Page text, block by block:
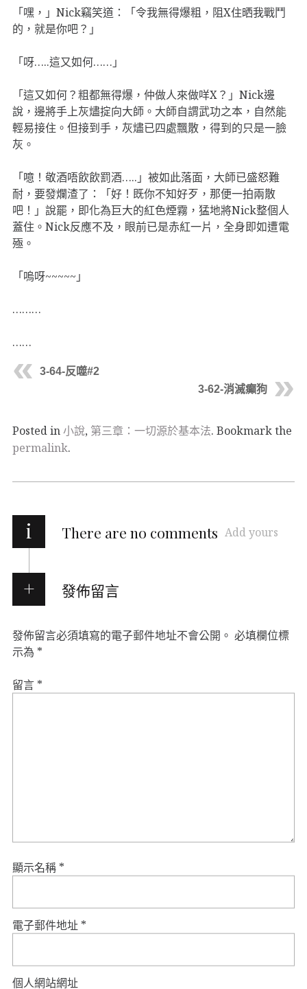
「嘿，」Nick竊笑道：「令我無得爆粗，阻X住晒我戰鬥
的，就是你吧？」
「呀…..這又如何……」
「這又如何？粗都無得爆，仲做人來做咩X？」Nick邊
說，邊將手上灰燼掟向大師。大師自謂武功之本，自然能
輕易接住。但接到手，灰燼已四處飄散，得到的只是一臉
灰。
「噫！敬酒唔飲飲罰酒…..」被如此落面，大師已盛怒難
耐，要發爛渣了：「好！既你不知好歹，那便一拍兩散
吧！」說罷，即化為巨大的紅色煙霧，猛地將Nick整個人
蓋住。Nick反應不及，眼前已是赤紅一片，全身即如遭電
殛。
「嗚呀~~~~~」
………
……
3-64-反噬#2
3-62-消滅癲狗
Posted in小說, 第三章：一切源於基本法. Bookmark the
permalink.
i There are no comments Add yours
發佈留言
發佈留言必須填寫的電子郵件地址不會公開。 必填欄位標
示為 *
留言 *
顯示名稱 *
電子郵件地址 *
個人網站網址